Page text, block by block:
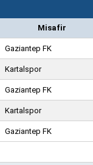
Misafir
Gaziantep FK
Kartalspor
Gaziantep FK
Kartalspor
Gaziantep FK